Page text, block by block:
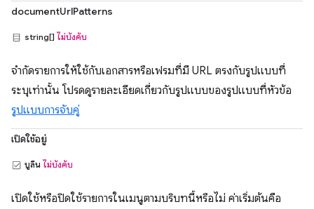
documentUrlPatterns
string[] ไม่บังคับ
จำกัดรายการให้ใช้กับเอกสารหรือเฟรมที่มี URL ตรงกับรูปแบบที่
ระบุเท่านั้น โปรดดูรายละเอียดเกี่ยวกับรูปแบบของรูปแบบที่หัวข้อ
รูปแบบการจับคู่
เปิดใช้อยู่
บูลีน ไม่บังคับ
เปิดใช้หรือปิดใช้รายการในเมนูตามบริบทนี้หรือไม่ ค่าเริ่มต้นคือ